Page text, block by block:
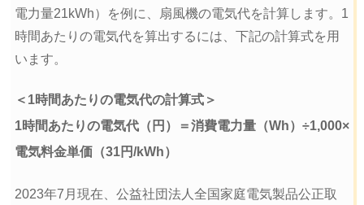
電力量21kWh）を例に、扇風機の電気代を計算します。1
時間あたりの電気代を算出するには、下記の計算式を用
います。
＜1時間あたりの電気代の計算式＞
1時間あたりの電気代（円）＝消費電力量（Wh）÷1,000×
電気料金単価（31円/kWh）
2023年7月現在、公益社団法人全国家庭電気製品公正取